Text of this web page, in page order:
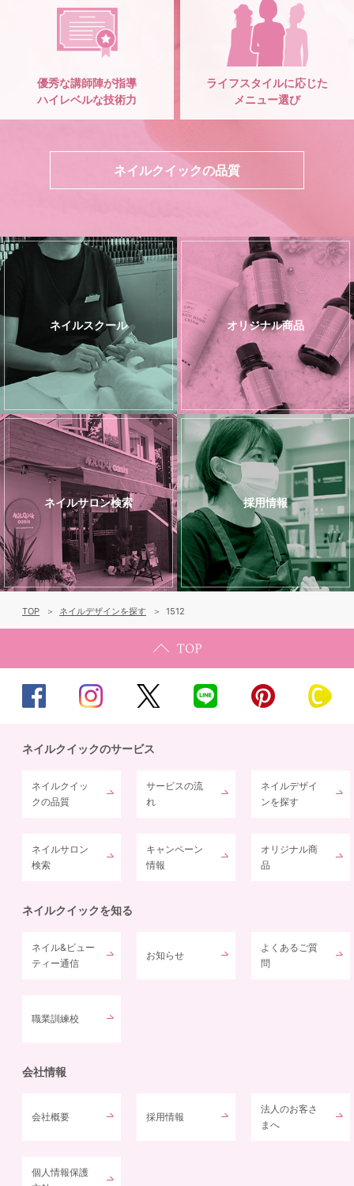
優秀な講師陣が指導
ハイレベルな技術力
ライフスタイルに応じた
メニュー選び
ネイルクイックの品質
ネイルスクール オリジナル商品
ネイルサロン検索 採用情報
TOP ネイルデザインを探す 1512
ネイルクイックのサービス
ネイルクイッ
クの品質
サービスの流
れ
ネイルデザイ
ンを探す
ネイルサロン
検索
キャンペーン
情報
オリジナル商
品
ネイルクイックを知る
ネイル&ビュー
ティー通信
お知らせ
よくあるご質
問
職業訓練校
会社情報
会社概要 採用情報
法人のお客さ
まへ
個人情報保護